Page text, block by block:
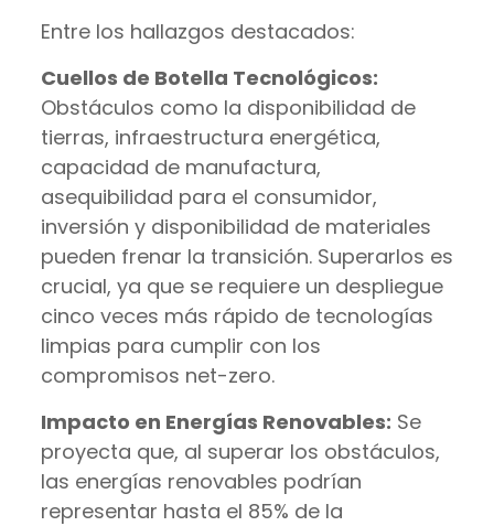
Entre los hallazgos destacados:
Cuellos de Botella Tecnológicos:
Obstáculos como la disponibilidad de
tierras, infraestructura energética,
capacidad de manufactura,
asequibilidad para el consumidor,
inversión y disponibilidad de materiales
pueden frenar la transición. Superarlos es
crucial, ya que se requiere un despliegue
cinco veces más rápido de tecnologías
limpias para cumplir con los
compromisos net-zero.
Impacto en Energías Renovables: Se
proyecta que, al superar los obstáculos,
las energías renovables podrían
representar hasta el 85% de la